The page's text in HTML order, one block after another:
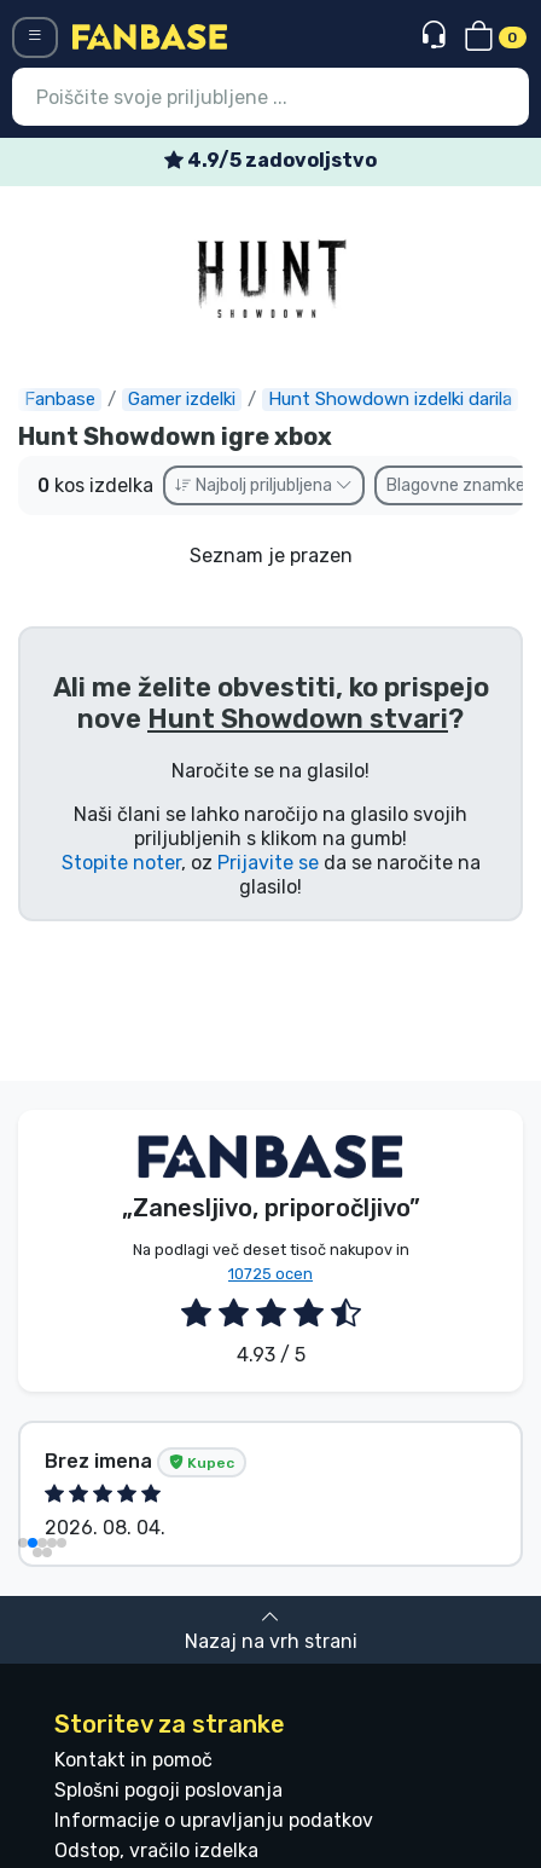
0
4.9/5 zadovoljstvo
Fanbase Gamer izdelki Hunt Showdown izdelki darila
Hunt Showdown igre xbox
0 kos izdelka Najbolj priljubljena Blagovne znamke
Seznam je prazen
Ali me želite obvestiti, ko prispejo
nove Hunt Showdown stvari?
Naročite se na glasilo!
Naši člani se lahko naročijo na glasilo svojih
priljubljenih s klikom na gumb!
Stopite noter, oz Prijavite seda se naročite na
glasilo!
„Zanesljivo, priporočljivo”
Na podlagi več deset tisoč nakupov in
10725 ocen
4.93 / 5
Brez imena Kupec
2026. 08. 04.
Nazaj na vrh strani
Storitev za stranke
Kontakt in pomoč
Splošni pogoji poslovanja
Informacije o upravljanju podatkov
Odstop, vračilo izdelka
Najnovejsi izdelki
Ekspresna dostava
Prednaročila
Outlet izdelki
Dostava in plačilo
Tv serijske izdelki
Filmske izdelki
Risani izdelki
Anime izdelki
Blagovne znamke